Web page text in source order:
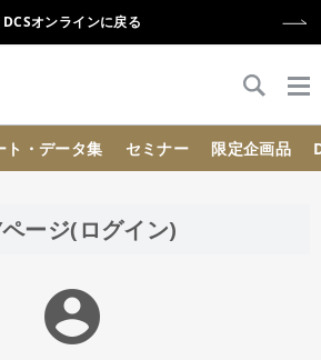
DCSオンラインに戻る
ト・データ集 セミナー 限定企画品
ージ(ログイン)
account_circle